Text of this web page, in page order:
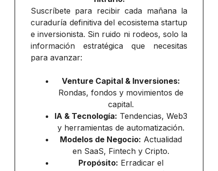
Suscríbete para recibir cada mañana la
curaduría definitiva del ecosistema startup
e inversionista. Sin ruido ni rodeos, solo la
información estratégica que necesitas
para avanzar:
Venture Capital & Inversiones:
Rondas, fondos y movimientos de
capital.
IA & Tecnología: Tendencias, Web3
y herramientas de automatización.
Modelos de Negocio: Actualidad
en SaaS, Fintech y Cripto.
Propósito: Erradicar el